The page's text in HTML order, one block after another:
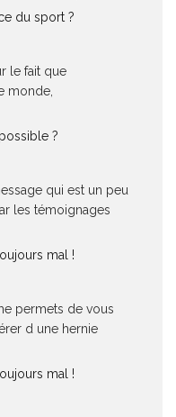
du sport ?
le fait que
monde,
?
qui est un peu
les témoignages
mal !
permets de vous
d une hernie
mal !